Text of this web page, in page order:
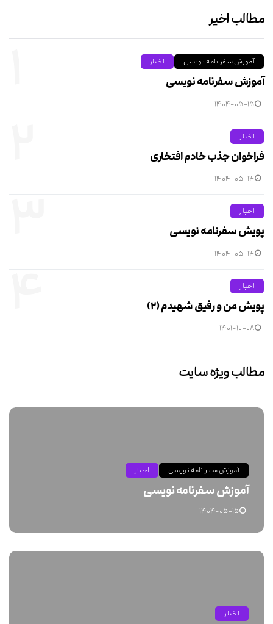
مطالب اخیر
آموزش سفر نامه نویسی اخبار
آموزش سفرنامه نویسی
۱۴۰۴-۰۵-۱۵
اخبار
فراخوان جذب خادم افتخاری
۱۴۰۴-۰۵-۱۴
اخبار
پویش سفرنامه نویسی
۱۴۰۴-۰۵-۱۴
اخبار
پویش من و رفیق شهیدم (۲)
۱۴۰۱-۱۰-۰۸
مطالب ویژه سایت
آموزش سفر نامه نویسی اخبار
آموزش سفرنامه نویسی
۱۴۰۴-۰۵-۱۵
اخبار